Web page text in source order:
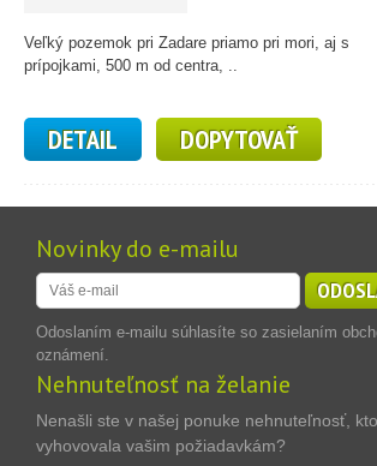
Veľký pozemok pri Zadare priamo pri mori, aj s
prípojkami, 500 m od centra, ..
DETAIL DOPYTOVAŤ
Novinky do e-mailu
Odoslaním e-mailu súhlasíte so zasielaním
oznámení.
Nehnuteľnosť na želanie
Nenašli ste v našej ponuke nehnuteľnosť,
vyhovovala vašim požiadavkám?